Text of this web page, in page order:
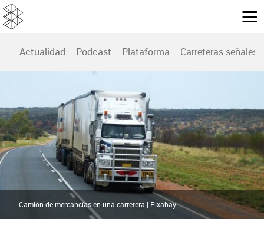
Actualidad Podcast Plataforma Carreteras señales
Camión de mercancías en una carretera | Pixabay